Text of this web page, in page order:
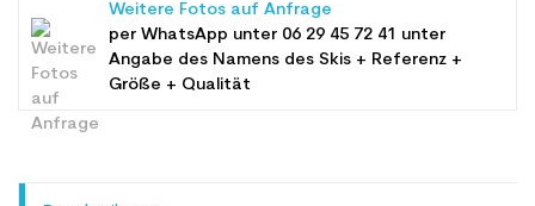
Weitere Fotos auf Anfrage
per WhatsApp unter 06 29 45 72 41 unter
Angabe des Namens des Skis + Referenz +
Größe + Qualität